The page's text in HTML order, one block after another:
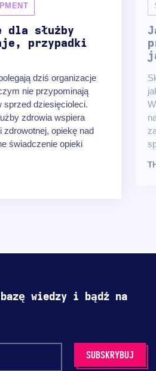
dla służby
przypadki
dziś organizacje
nie przypominają
sprzed dziesięcioleci.
zdrowia wspiera
opiekę nad
świadczenie opieki
wiedzy i bądź na